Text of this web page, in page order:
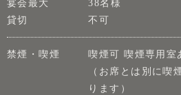
宴会最大
38名様
貸切
不可
禁煙・喫煙
喫煙可 喫煙専用室
（お席とは別に喫
ります）